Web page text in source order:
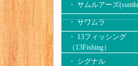
・ サムルアーズ
・ サワムラ
・ 13フィッシング
（13Fishing）
・ シグナル